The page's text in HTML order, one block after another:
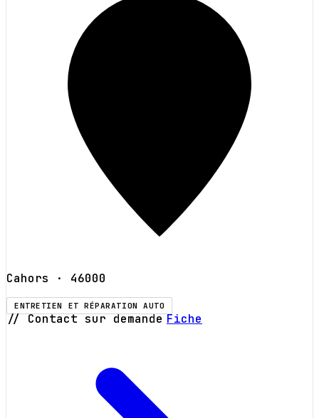
Cahors · 46000
ENTRETIEN ET RÉPARATION AUTO
// Contact sur demande Fiche